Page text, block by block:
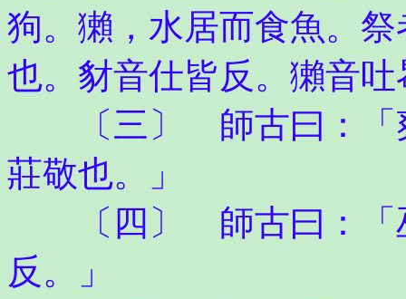
狗。獺，水居而食魚。
也。豺音仕皆反。獺音
〔三〕 師古曰：「爽
莊敬也。」
〔四〕 師古曰：「
反。」